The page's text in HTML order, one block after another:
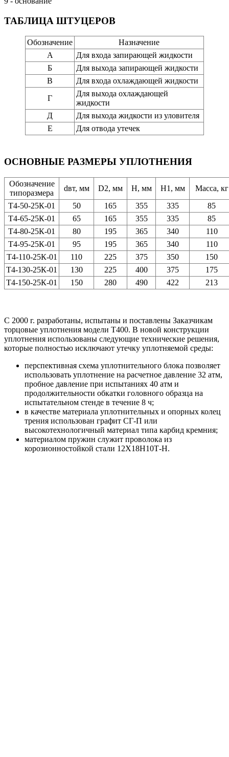
ТАБЛИЦА ШТУЦЕРОВ
Обозначение
Назначение
А
Для входа запирающей жидкости
Б
Для выхода запирающей жидкости
В
Для входа охлаждающей жидкости
Г
Для выхода охлаждающей
жидкости
Д
Для выхода жидкости из уловителя
Е
Для отвода утечек
ОСНОВНЫЕ РАЗМЕРЫ УПЛОТНЕНИЯ
Обозначение
типоразмера
dвт, мм D2, мм H, мм H1, мм
Масса, кг
Т4-50-25К-01
50 165 355 335
85
Т4-65-25К-01
65 165 355 335
85
Т4-80-25К-01
80 195 365 340
110
Т4-95-25К-01
95 195 365 340
110
Т4-110-25К-01
110 225 375 350
150
Т4-130-25К-01
130 225 400 375
175
Т4-150-25К-01
150 280 490 422 213
С 2000 г. разработаны, испытаны и поставлены Заказчикам
торцовые уплотнения модели Т400. В новой конструкции
уплотнения использованы следующие технические решения,
которые полностью исключают утечку уплотняемой среды:
перспективная схема уплотнительного блока позволяет
использовать уплотнение на расчетное давление 32 атм,
пробное давление при испытаниях 40 атм и
продолжительности обкатки головного образца на
испытательном стенде в течение 8 ч;
в качестве материала уплотнительных и опорных колец
трения использован графит СГ-П или
высокотехнологичный материал типа карбид кремния;
материалом пружин служит проволока из
корозионностойкой стали 12Х18Н10Т-Н.